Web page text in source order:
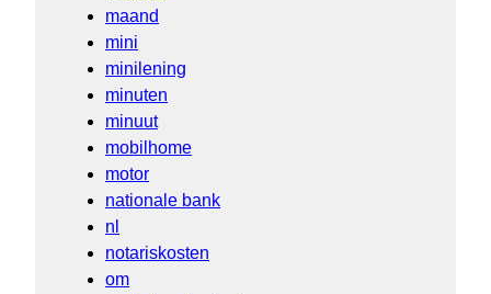
maand
mini
minilening
minuten
minuut
mobilhome
motor
nationale bank
nl
notariskosten
om